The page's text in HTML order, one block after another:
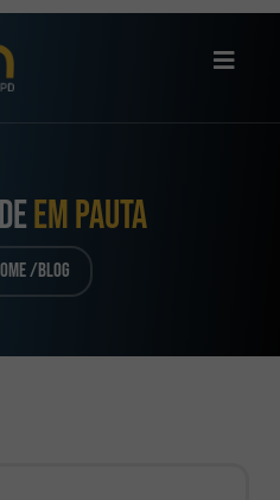
EM PAUTA
/Blog